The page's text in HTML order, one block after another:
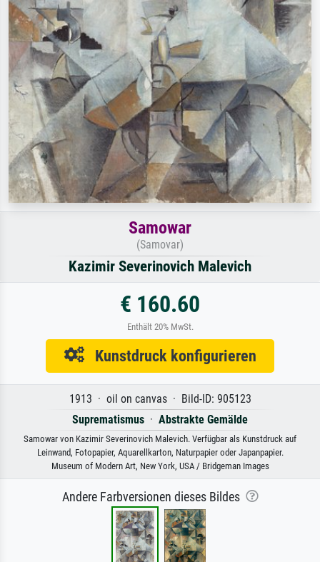
Samowar
(Samovar)
Kazimir Severinovich Malevich
€ 160.60
Enthält 20% MwSt.
Kunstdruck konfigurieren
1913 · oil on canvas · Bild-ID: 905123
Suprematismus · Abstrakte Gemälde
Samowar von Kazimir Severinovich Malevich. Verfügbar als Kunstdruck auf
Leinwand, Fotopapier, Aquarellkarton, Naturpapier oder Japanpapier.
Museum of Modern Art, New York, USA / Bridgeman Images
Andere Farbversionen dieses Bildes